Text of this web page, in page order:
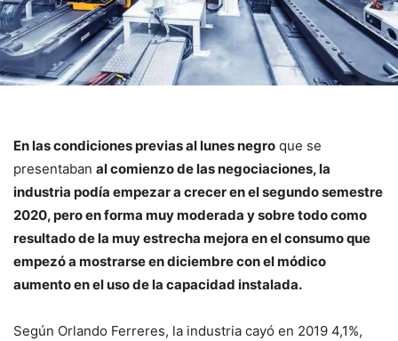
En las condiciones previas al lunes negro que se
presentaban al comienzo de las negociaciones, la
industria podía empezar a crecer en el segundo semestre
2020, pero en forma muy moderada y sobre todo como
resultado de la muy estrecha mejora en el consumo que
empezó a mostrarse en diciembre con el módico
aumento en el uso de la capacidad instalada.
Según Orlando Ferreres, la industria cayó en 2019 4,1%,